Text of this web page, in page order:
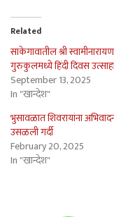
Related
साकेगावातील श्री स्वामीनारायण
गुरुकुलमध्ये हिंदी दिवस
September 13, 2025
In "खान्देश"
भुसावळात शिवरायांना
उसळली गर्दी
February 20, 2025
In "खान्देश"